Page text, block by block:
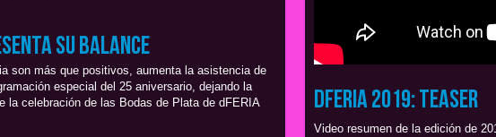
dFERIA 2019: teaser
Video resumen de la edición de
su balance
son más que positivos, aumenta la asistencia de
especial del 25 aniversario, dejando la
la celebración de las Bodas de Plata de dFERIA